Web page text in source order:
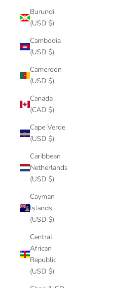
Burundi
(USD $)
Cambodia
(USD $)
Cameroon
(USD $)
Canada
(CAD $)
Cape Verde
(USD $)
Caribbean
Netherlands
(USD $)
Cayman
Islands
(USD $)
Central
African
Republic
(USD $)